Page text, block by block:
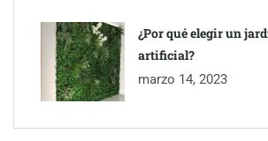
Toro Tapas inaugura su Raw Bar: una
mediodía hasta el anochecer con cocina
¿Por qué elegir un
artificial?
marzo 14, 2023